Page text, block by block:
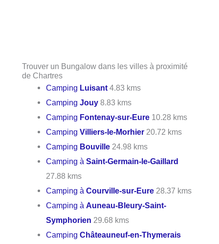
Trouver un Bungalow dans les villes à proximité
de Chartres
Camping Luisant 4.83 kms
CampingJouy 8.83 kms
Camping Fontenay-sur-Eure 10.28 kms
CampingVilliers-le-Morhier 20.72 kms
Camping Bouville 24.98 kms
Camping àSaint-Germain-le-Gaillard
27.88 kms
Camping àCourville-sur-Eure 28.37 kms
Camping àAuneau-Bleury-Saint-
Symphorien 29.68 kms
CampingChâteauneuf-en-Thymerais